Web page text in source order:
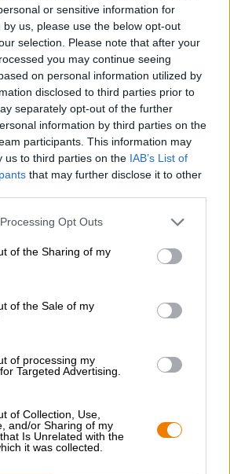
or sensitive information for
us, please use the below opt-out
selection. Please note that after your
you may continue seeing
on personal information utilized by
disclosed to third parties prior to
separately opt-out of the further
information by third parties on the
participants. This information may
us to third parties on the IAB’s List of
that may further disclose it to other
Opt Outs
of the Sharing of my
of the Sale of my
of processing my
Targeted Advertising.
of Collection, Use,
and/or Sharing of my
Is Unrelated with the
it was collected.
Ale | Bio-Biere (DE-ÖKO-006)
new england ipa
Poppels Bryggeri
0,33 L DOSE - € 11,82 / LTR
on board!
abonnieren